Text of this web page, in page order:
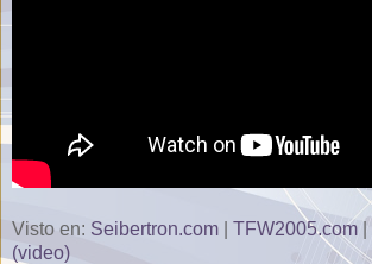
Visto en: Seibertron.com TFW2005.com
(video)